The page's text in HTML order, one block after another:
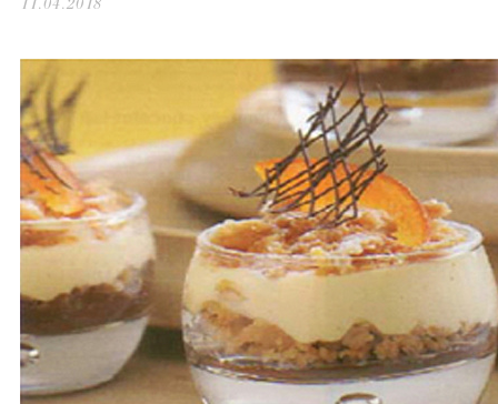
11.04.2018